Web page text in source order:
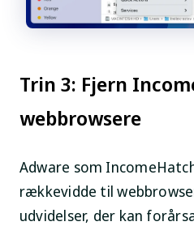
Trin 3: Fjern
webbrowsere
Adware som
rækkevidde til
udvidelser, der kan